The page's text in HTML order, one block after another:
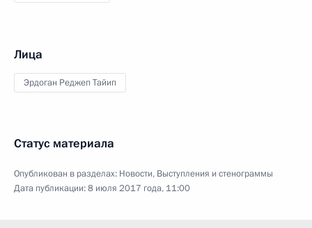
Лица
Эрдоган Реджеп Тайип
Статус материала
Опубликован в разделах: Новости, Выступления и стенограммы
Дата публикации:8 июля 2017 года, 11:00